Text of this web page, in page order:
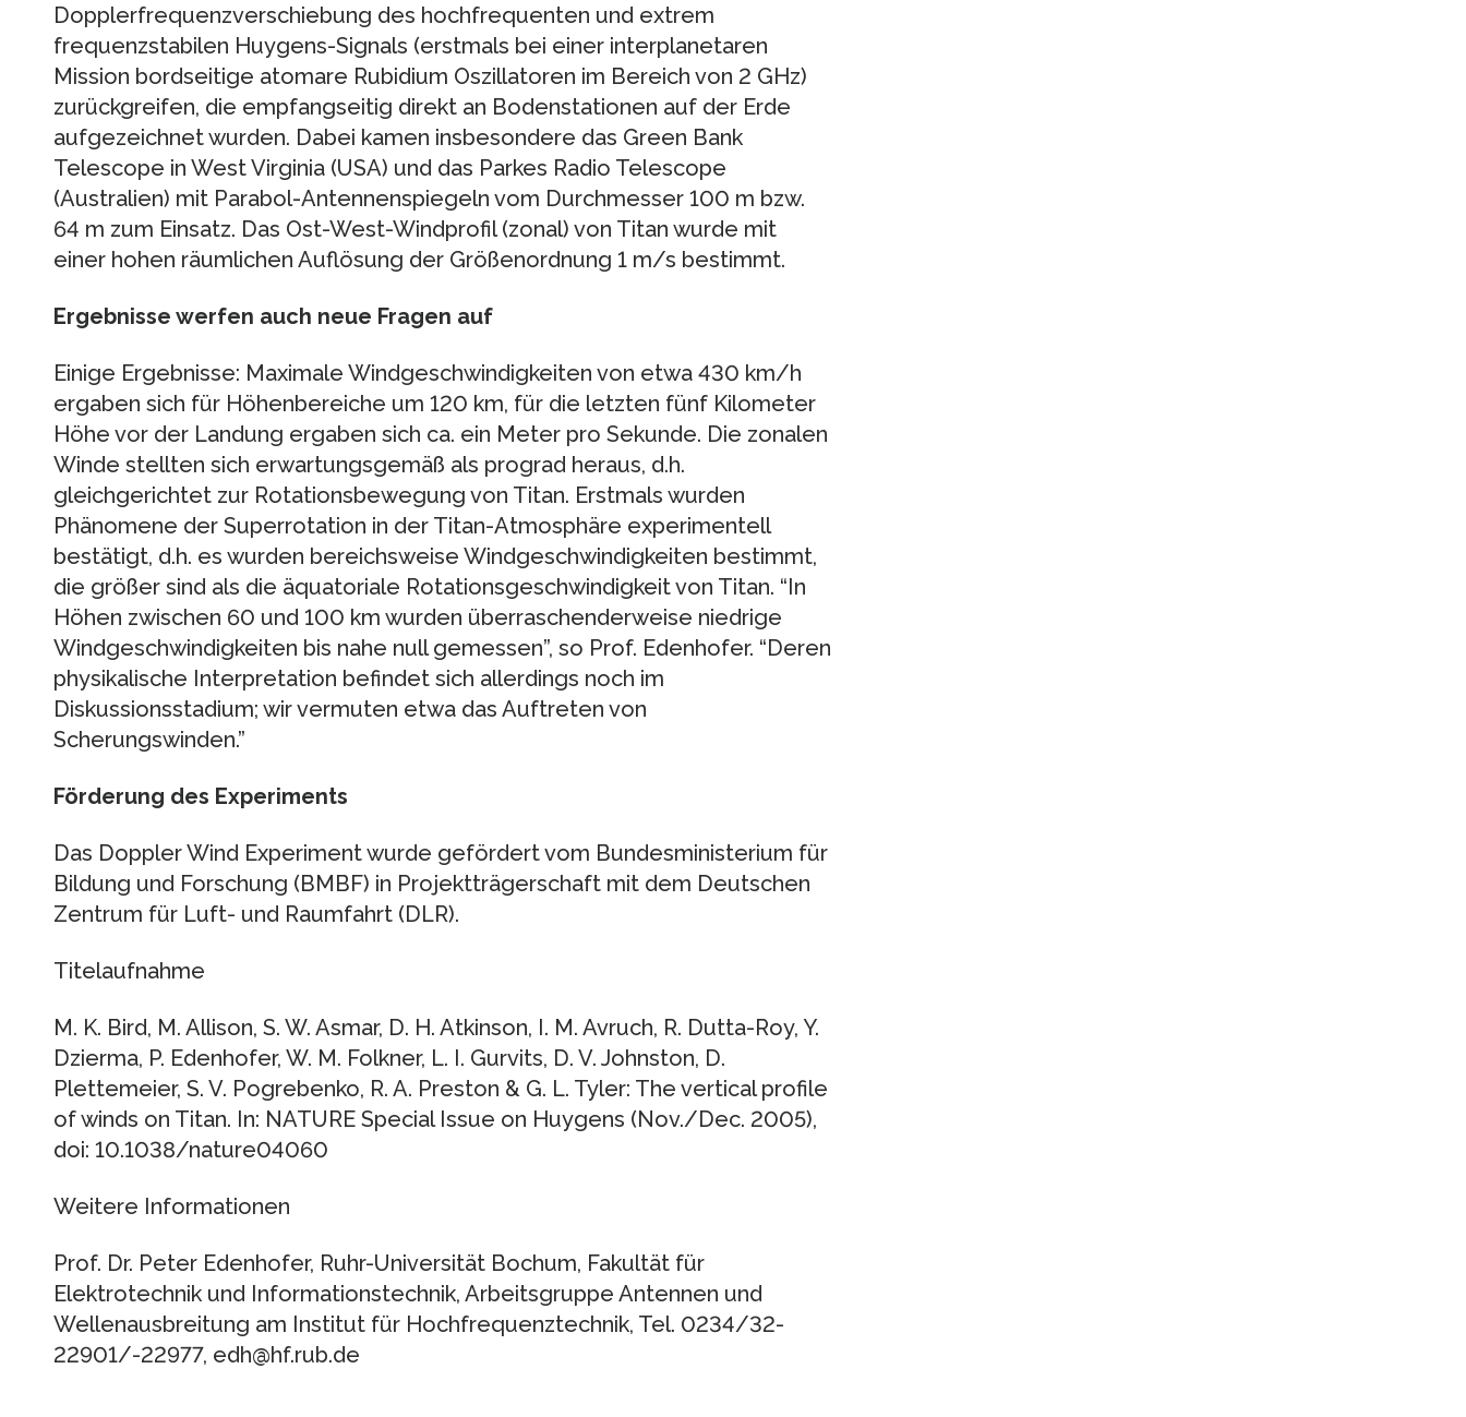
Dopplerfrequenzverschiebung des hochfrequenten und extrem
frequenzstabilen Huygens-Signals (erstmals bei einer interplanetaren
Mission bordseitige atomare Rubidium Oszillatoren im Bereich von 2 GHz)
zurückgreifen, die empfangseitig direkt an Bodenstationen auf der Erde
aufgezeichnet wurden. Dabei kamen insbesondere das Green Bank
Telescope in West Virginia (USA) und das Parkes Radio Telescope
(Australien) mit Parabol-Antennenspiegeln vom Durchmesser 100 m bzw.
64 m zum Einsatz. Das Ost-West-Windprofil (zonal) von Titan wurde mit
einer hohen räumlichen Auflösung der Größenordnung 1 m/s bestimmt.
Ergebnisse werfen auch neue Fragen auf
Einige Ergebnisse: Maximale Windgeschwindigkeiten von etwa 430 km/h
ergaben sich für Höhenbereiche um 120 km, für die letzten fünf Kilometer
Höhe vor der Landung ergaben sich ca. ein Meter pro Sekunde. Die zonalen
Winde stellten sich erwartungsgemäß als prograd heraus, d.h.
gleichgerichtet zur Rotationsbewegung von Titan. Erstmals wurden
Phänomene der Superrotation in der Titan-Atmosphäre experimentell
bestätigt, d.h. es wurden bereichsweise Windgeschwindigkeiten bestimmt,
die größer sind als die äquatoriale Rotationsgeschwindigkeit von Titan. “In
Höhen zwischen 60 und 100 km wurden überraschenderweise niedrige
Windgeschwindigkeiten bis nahe null gemessen”, so Prof. Edenhofer. “Deren
physikalische Interpretation befindet sich allerdings noch im
Diskussionsstadium; wir vermuten etwa das Auftreten von
Scherungswinden.”
Förderung des Experiments
Das Doppler Wind Experiment wurde gefördert vom Bundesministerium für
Bildung und Forschung (BMBF) in Projektträgerschaft mit dem Deutschen
Zentrum für Luft- und Raumfahrt (DLR).
Titelaufnahme
M. K. Bird, M. Allison, S. W. Asmar, D. H. Atkinson, I. M. Avruch, R. Dutta-Roy, Y.
Dzierma, P. Edenhofer, W. M. Folkner, L. I. Gurvits, D. V. Johnston, D.
Plettemeier, S. V. Pogrebenko, R. A. Preston & G. L. Tyler: The vertical profile
of winds on Titan. In: NATURE Special Issue on Huygens (Nov./Dec. 2005),
doi: 10.1038/nature04060
Weitere Informationen
Prof. Dr. Peter Edenhofer, Ruhr-Universität Bochum, Fakultät für
Elektrotechnik und Informationstechnik, Arbeitsgruppe Antennen und
Wellenausbreitung am Institut für Hochfrequenztechnik, Tel. 0234/32-
22901/-22977, edh@hf.rub.de